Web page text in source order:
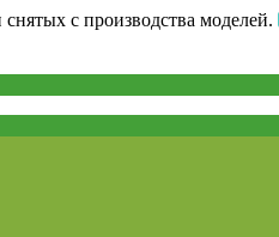
с производства моделей.